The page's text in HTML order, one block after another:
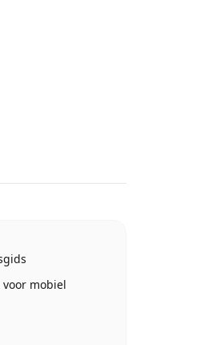
voor mobiel